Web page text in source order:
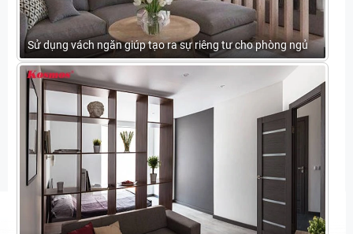
Sử dụng vách ngăn giúp tạo ra sự riêng tư cho phòng ngủ